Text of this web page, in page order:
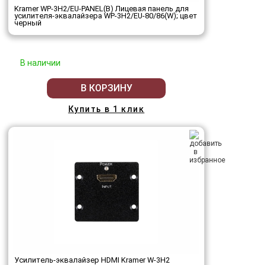
Kramer WP-3H2/EU-PANEL(B) Лицевая панель для
усилителя-эквалайзера WP-3H2/EU-80/86(W); цвет
черный
В наличии
В КОРЗИНУ
Купить в 1 клик
Усилитель-эквалайзер HDMI Kramer W-3H2